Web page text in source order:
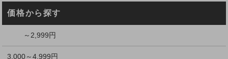
価格から探す
～2,999円
3,000～4,999円